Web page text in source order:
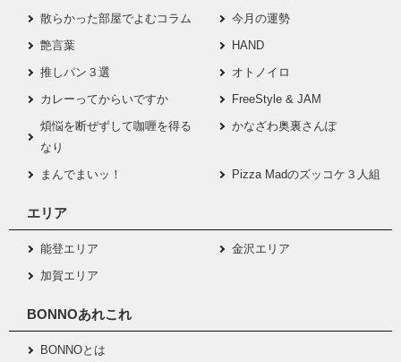
散らかった部屋でよむコラム
今月の運勢
艶言葉
HAND
推しパン３選
オトノイロ
カレーってからいですか
FreeStyle & JAM
煩悩を断ぜずして咖喱を得る
なり
かなざわ奥裏さんぽ
まんでまいッ！ Pizza Madのズッコケ３人組
エリア
能登エリア
金沢エリア
加賀エリア
BONNOあれこれ
BONNOとは